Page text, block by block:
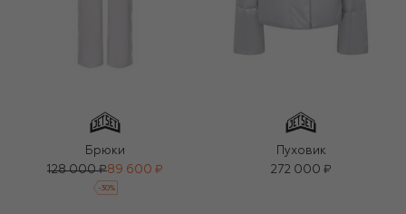
Брюки
128 000 ₽89 600 ₽
-30%
Пуховик
272 000 ₽